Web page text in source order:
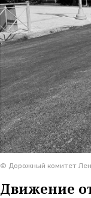
© Дорожный комитет
Движение